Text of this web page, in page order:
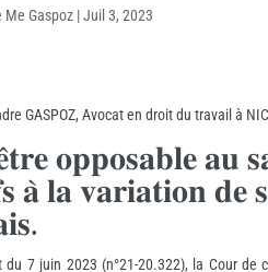
Me Gaspoz |Juil 3, 2023
GASPOZ, Avocat en droit du travail à
𝐨𝐩𝐩𝐨𝐬𝐚𝐛𝐥𝐞 𝐚𝐮
𝐚̀ 𝐥𝐚 𝐯𝐚𝐫𝐢𝐚𝐭𝐢𝐨𝐧
du 7 juin 2023 (n°21-20.322), la Cour